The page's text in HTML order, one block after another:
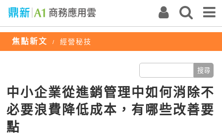
焦點新文 / 經營秘技
中小企業從進銷管理中如何消除不
必要浪費降低成本，有哪些改善要
點